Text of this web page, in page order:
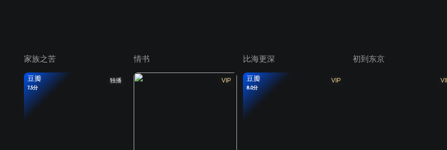
家族之苦 情书 比海更深 初到东京
独播
豆瓣
7.5分
VIP VIP
豆瓣
8.0分